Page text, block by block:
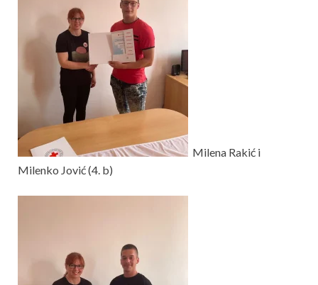
Milena Rakić i
Milenko Jović (4. b)